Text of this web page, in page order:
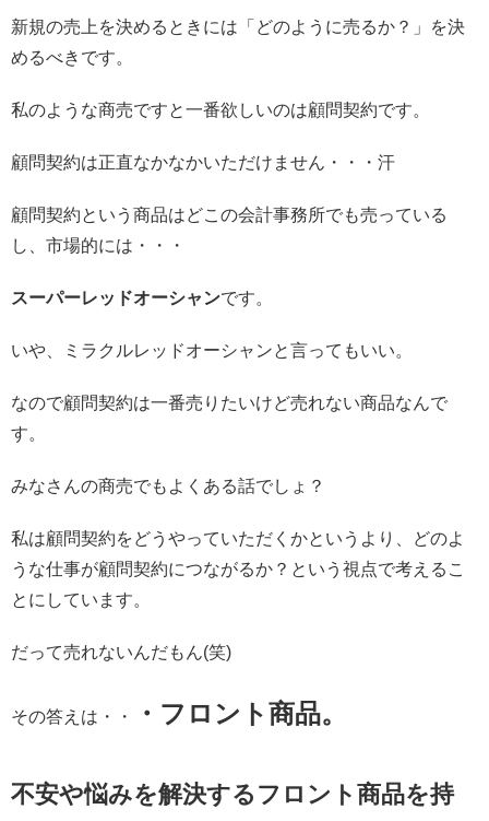
新規の売上を決めるときには「どのように売るか？」を決
めるべきです。
私のような商売ですと一番欲しいのは顧問契約です。
顧問契約は正直なかなかいただけません・・・汗
顧問契約という商品はどこの会計事務所でも売っている
し、市場的には・・・
スーパーレッドオーシャンです。
いや、ミラクルレッドオーシャンと言ってもいい。
なので顧問契約は一番売りたいけど売れない商品なんで
す。
みなさんの商売でもよくある話でしょ？
私は顧問契約をどうやっていただくかというより、どのよ
うな仕事が顧問契約につながるか？という視点で考えるこ
とにしています。
だって売れないんだもん(笑)
その答えは・・ ・フロント商品。
不安や悩みを解決するフロント商品を持